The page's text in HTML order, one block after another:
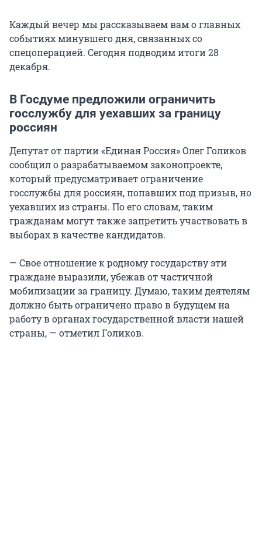
Каждый вечер мы рассказываем вам о главных
событиях минувшего дня, связанных со
спецоперацией. Сегодня подводим итоги 28
декабря.
В Госдуме предложили ограничить
госслужбу для уехавших за границу
россиян
Депутат от партии «Единая Россия» Олег Голиков
сообщил о разрабатываемом законопроекте,
который предусматривает ограничение
госслужбы для россиян, попавших под призыв, но
уехавших из страны. По его словам, таким
гражданам могут также запретить участвовать в
выборах в качестве кандидатов.
— Свое отношение к родному государству эти
граждане выразили, убежав от частичной
мобилизации за границу. Думаю, таким деятелям
должно быть ограничено право в будущем на
работу в органах государственной власти нашей
страны, — отметил Голиков.